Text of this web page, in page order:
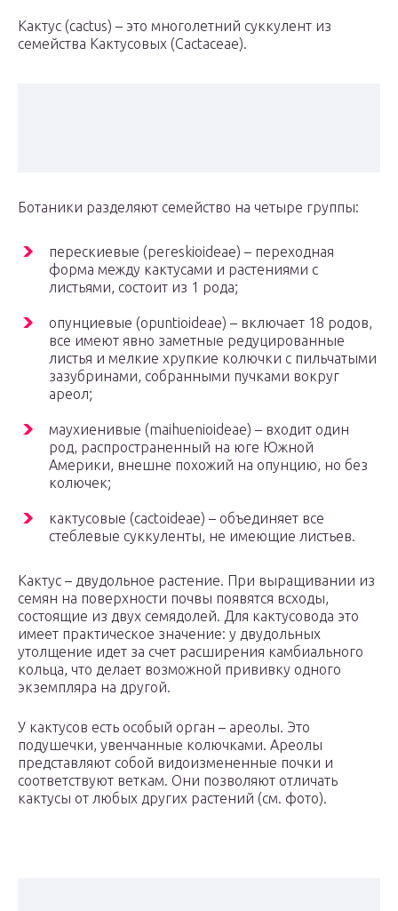
Кактус (cactus) – это многолетний суккулент из
семейства Кактусовых (Cactaceae).
Ботаники разделяют семейство на четыре группы:
перескиевые (pereskioideae) – переходная
форма между кактусами и растениями с
листьями, состоит из 1 рода;
опунциевые (opuntioideae) – включает 18 родов,
все имеют явно заметные редуцированные
листья и мелкие хрупкие колючки с пильчатыми
зазубринами, собранными пучками вокруг
ареол;
маухиенивые (maihuenioideae) – входит один
род, распространенный на юге Южной
Америки, внешне похожий на опунцию, но без
колючек;
кактусовые (cactoideae) – объединяет все
стеблевые суккуленты, не имеющие листьев.
Кактус – двудольное растение. При выращивании из
семян на поверхности почвы появятся всходы,
состоящие из двух семядолей. Для кактусовода это
имеет практическое значение: у двудольных
утолщение идет за счет расширения камбиального
кольца, что делает возможной прививку одного
экземпляра на другой.
У кактусов есть особый орган – ареолы. Это
подушечки, увенчанные колючками. Ареолы
представляют собой видоизмененные почки и
соответствуют веткам. Они позволяют отличать
кактусы от любых других растений (см. фото).